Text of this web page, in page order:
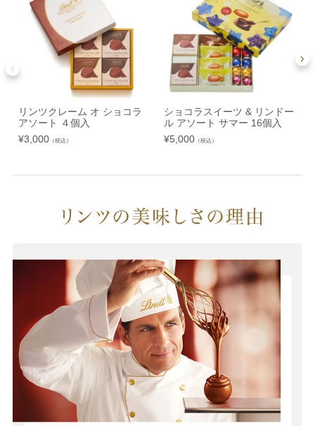
リンツクレーム オ ショコラ
アソート ４個入
¥3,000（税込）
ショコラスイーツ & リンドー
ル アソート サマー 16個入
¥5,000（税込）